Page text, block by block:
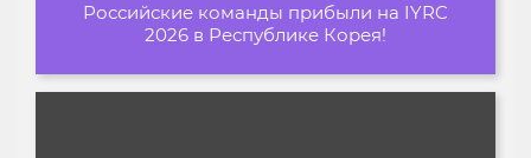
Российские команды прибыли на IYRC
2026 в Республике Корея!